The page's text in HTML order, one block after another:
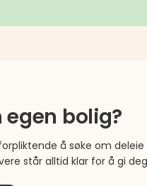
egen bolig?
å søke om deleie
står alltid klar for å gi